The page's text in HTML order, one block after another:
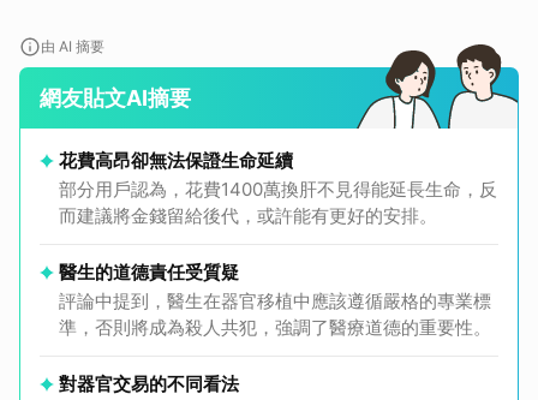
由 AI 摘要
網友貼文AI摘要
花費高昂卻無法保證生命延續
部分用戶認為，花費1400萬換肝不見得能延長生命，反
而建議將金錢留給後代，或許能有更好的安排。
醫生的道德責任受質疑
評論中提到，醫生在器官移植中應該遵循嚴格的專業標
準，否則將成為殺人共犯，強調了醫療道德的重要性。
對器官交易的不同看法